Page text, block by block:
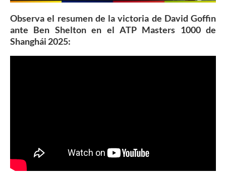
Observa el resumen de la victoria de David Goffin
ante Ben Shelton en el ATP Masters 1000 de
Shanghái 2025: